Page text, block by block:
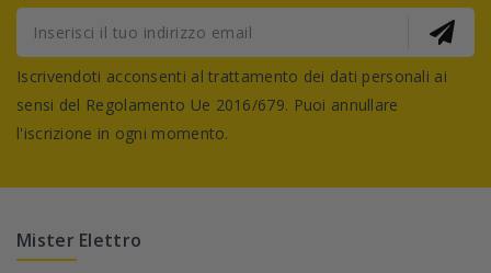
Iscrivendoti acconsenti al trattamento dei dati personali ai
sensi del Regolamento Ue 2016/679. Puoi annullare
l'iscrizione in ogni momento.
Mister Elettro